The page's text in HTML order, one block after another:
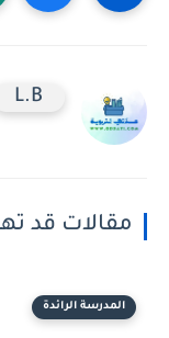
L.B
مقالات قد
المدرسة الرائدة